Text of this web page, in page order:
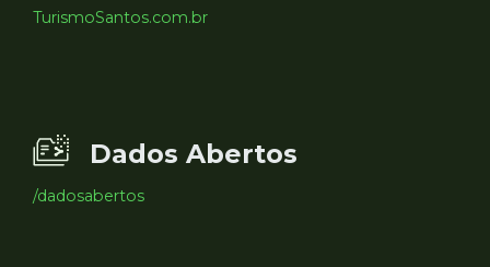
TurismoSantos.com.br
Dados Abertos
/dadosabertos